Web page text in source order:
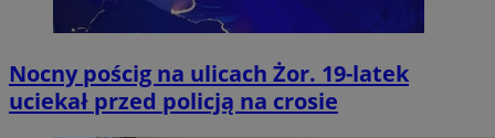
Nocny pościg na ulicach Żor. 19-latek
uciekał przed policją na crosie